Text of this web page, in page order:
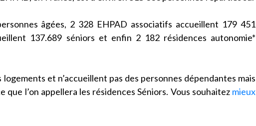
âgées, 2 328 EHPAD associatifs accueillent 179 451
137.689 séniors et enfin 2 182 résidences autonomie*
et n’accueillent pas des personnes dépendantes mais
l’on appellera les résidences Séniors. Vous souhaitez mieux